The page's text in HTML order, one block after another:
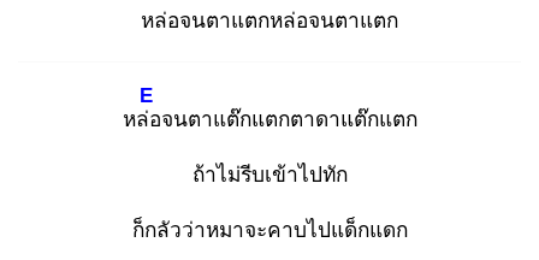
หล่อจนตาแตกหล่อจนตาแตก
หล่อ
E
จนตาแต๊กแตกตาดาแต๊กแตก
ถ้าไม่รีบเข้าไปทัก
ก็กลัวว่าหมาจะคาบไปแด็กแดก